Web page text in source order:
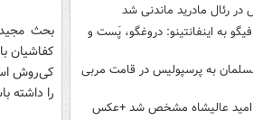
در رئال مادرید ماندنی شد
به اینفانتینو: دروغگو، پَست‌ و
به پرسپولیس در قامت مربی
امید عالیشاه مشخص شد +عکس
بحث
کفاشیان
کی‌روش
را داشته